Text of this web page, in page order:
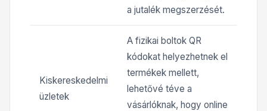
a jutalék megszerzését.
Kiskereskedelmi
üzletek
A fizikai boltok QR
kódokat helyezhetnek el
termékek mellett,
lehetővé téve a
vásárlóknak, hogy online